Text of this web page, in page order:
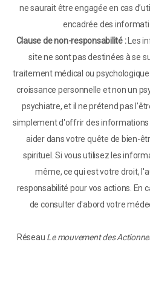
ne saurait être engagée en cas
encadrée des
Clause de non-responsabilité :Les
site ne sont pas destinées à se
traitement médical ou
croissance personnelle et non un
psychiatre, et il ne prétend pas
simplement d'offrir des informations
aider dans votre quête de bien-
spirituel. Si vous utilisez les
même, ce qui est votre droit,
responsabilité pour vos actions. En
de consulter d'abord votre
Réseau Le mouvement des